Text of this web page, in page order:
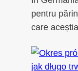
pentru
care